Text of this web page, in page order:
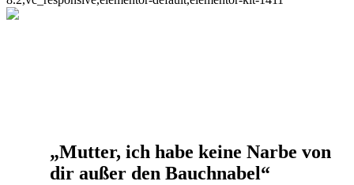
„Mutter, ich habe keine Narbe von
dir außer den Bauchnabel“